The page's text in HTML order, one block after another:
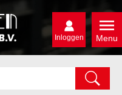
Menu
Inloggen